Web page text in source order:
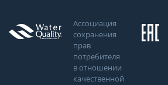
Ассоциация
сохранения
прав
потребителя
в отношении
качественной